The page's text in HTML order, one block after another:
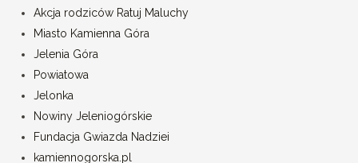
Akcja rodziców Ratuj Maluchy
Miasto Kamienna Góra
Jelenia Góra
Powiatowa
Jelonka
Nowiny Jeleniogórskie
Fundacja Gwiazda Nadziei
kamiennogorska.pl